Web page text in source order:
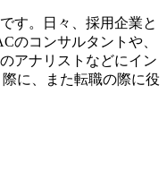
す。日々、採用企業と
のコンサルタントや、
アナリストなどにイン
に、また転職の際に役